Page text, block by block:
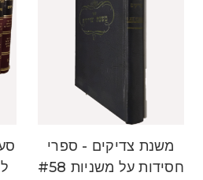
משנת צדיקים - ספרי
חסידות על משניות #58